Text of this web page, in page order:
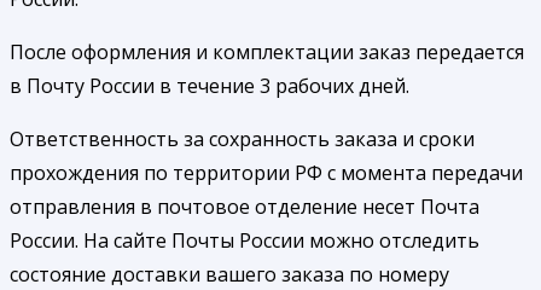
После оформления и комплектации заказ передается
в Почту России в течение 3 рабочих дней.
Ответственность за сохранность заказа и сроки
прохождения по территории РФ с момента передачи
отправления в почтовое отделение несет Почта
России. На сайте Почты России можно отследить
состояние доставки вашего заказа по номеру